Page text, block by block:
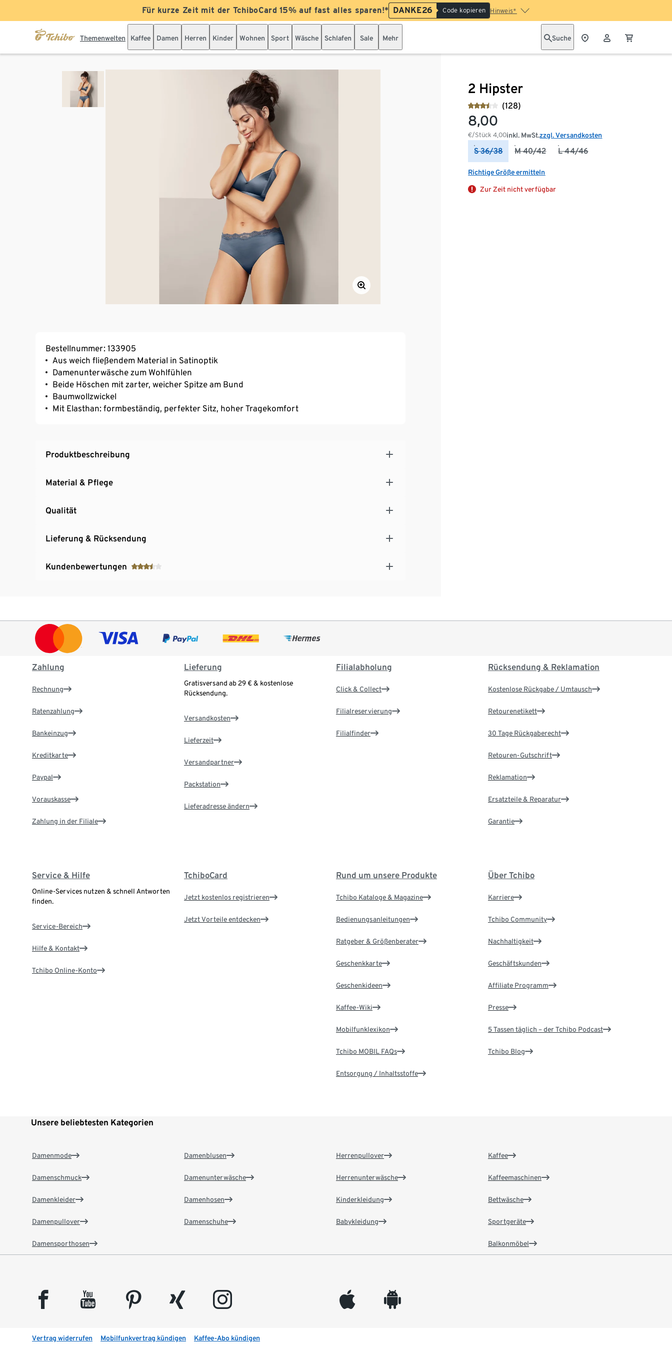
Für kurze Zeit mit der TchiboCard 15% auf fast alles sparen!* DANKE26 Code kopieren Hinweis*
Themenwelten Kaffee Damen Herren Kinder Wohnen Sport Wäsche Schlafen Sale Mehr Suche
2 Hipster
(128)
8,00
€/Stück4,00inkl. MwSt.zzgl. Versandkosten
S 36/38 M 40/42 L 44/46
Richtige Größe ermitteln
Zur Zeit nicht verfügbar
Bestellnummer: 133905
Aus weich fließendem Material in Satinoptik
Damenunterwäsche zum Wohlfühlen
Beide Höschen mit zarter, weicher Spitze am Bund
Baumwollzwickel
Mit Elasthan: formbeständig, perfekter Sitz, hoher Tragekomfort
Produktbeschreibung
Material & Pflege
Qualität
Lieferung & Rücksendung
Kundenbewertungen
Zahlung
Rechnung
Ratenzahlung
Bankeinzug
Kreditkarte
Paypal
Vorauskasse
Zahlung in der Filiale
Lieferung
Gratisversand ab 29 € & kostenlose
Rücksendung.
Versandkosten
Lieferzeit
Versandpartner
Packstation
Lieferadresse ändern
Filialabholung
Click & Collect
Filialreservierung
Filialfinder
Rücksendung & Reklamation
Kostenlose Rückgabe / Umtausch
Retourenetikett
30 Tage Rückgaberecht
Retouren-Gutschrift
Reklamation
Ersatzteile & Reparatur
Garantie
Service & Hilfe
Online-Services nutzen & schnell Antworten
finden.
Service-Bereich
Hilfe & Kontakt
Tchibo Online-Konto
TchiboCard
Jetzt kostenlos registrieren
Jetzt Vorteile entdecken
Rund um unsere Produkte
Tchibo Kataloge & Magazine
Bedienungsanleitungen
Ratgeber & Größenberater
Geschenkkarte
Geschenkideen
Kaffee-Wiki
Mobilfunklexikon
Tchibo MOBIL FAQs
Entsorgung / Inhaltsstoffe
Über Tchibo
Karriere
Tchibo Community
Nachhaltigkeit
Geschäftskunden
Affiliate Programm
Presse
5 Tassen täglich – der Tchibo Podcast
Tchibo Blog
Unsere beliebtesten Kategorien
Damenmode
Damenschmuck
Damenkleider
Damenpullover
Damensporthosen
Damenblusen
Damenunterwäsche
Damenhosen
Damenschuhe
Herrenpullover
Herrenunterwäsche
Kinderkleidung
Babykleidung
Kaffee
Kaffeemaschinen
Bettwäsche
Sportgeräte
Balkonmöbel
facebook youtube pinterest xing instagram appleinc android
Vertrag widerrufen Mobilfunkvertrag kündigen Kaffee-Abo kündigen